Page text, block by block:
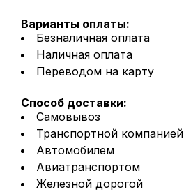
Варианты оплаты:
Безналичная оплата
Наличная оплата
Переводом на карту
Способ доставки:
Самовывоз
Транспортной компанией
Автомобилем
Авиатранспортом
Железной дорогой